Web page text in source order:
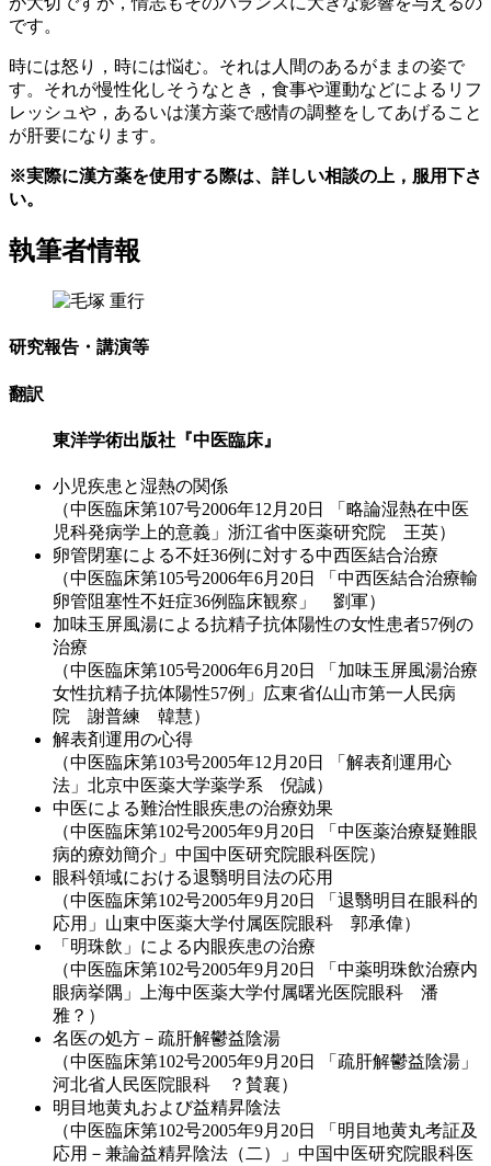
です。
時には怒り，時には悩む。それは人間のあるがままの姿で
す。それが慢性化しそうなとき，食事や運動などによるリフ
レッシュや，あるいは漢方薬で感情の調整をしてあげること
が肝要になります。
※実際に漢方薬を使用する際は、詳しい相談の上，服用下さ
い。
執筆者情報
研究報告・講演等
翻訳
東洋学術出版社『中医臨床』
小児疾患と湿熱の関係
（中医臨床第107号2006年12月20日 「略論湿熱在中医
児科発病学上的意義」浙江省中医薬研究院 王英）
卵管閉塞による不妊36例に対する中西医結合治療
（中医臨床第105号2006年6月20日 「中西医結合治療輸
卵管阻塞性不妊症36例臨床観察」 劉軍）
加味玉屏風湯による抗精子抗体陽性の女性患者57例の
治療
（中医臨床第105号2006年6月20日 「加味玉屏風湯治療
女性抗精子抗体陽性57例」広東省仏山市第一人民病
院 謝普練 韓慧）
解表剤運用の心得
（中医臨床第103号2005年12月20日 「解表剤運用心
法」北京中医薬大学薬学系 倪誠）
中医による難治性眼疾患の治療効果
（中医臨床第102号2005年9月20日 「中医薬治療疑難眼
病的療効簡介」中国中医研究院眼科医院）
眼科領域における退翳明目法の応用
（中医臨床第102号2005年9月20日 「退翳明目在眼科的
応用」山東中医薬大学付属医院眼科 郭承偉）
「明珠飲」による内眼疾患の治療
（中医臨床第102号2005年9月20日 「中薬明珠飲治療内
眼病挙隅」上海中医薬大学付属曙光医院眼科 潘
雅？）
名医の処方－疏肝解鬱益陰湯
（中医臨床第102号2005年9月20日 「疏肝解鬱益陰湯」
河北省人民医院眼科 ？賛襄）
明目地黄丸および益精昇陰法
（中医臨床第102号2005年9月20日 「明目地黄丸考証及
応用－兼論益精昇陰法（二）」中国中医研究院眼科医